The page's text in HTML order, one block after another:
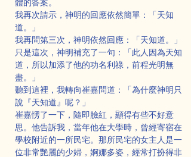
體的答案。
我再次請示，神明的回應依然簡單：「天知
道。」
我再問第三次，神明依然回應：「天知道。」
只是這次，神明補充了一句：「此人因為天知
道，所以加添了他的功名利祿，前程光明無
盡。」
聽到這裡，我轉向崔嘉問道：「為什麼神明只
說『天知道』呢？」
崔嘉愣了一下，隨即臉紅，顯得有些不好意
思。他告訴我，當年他在大學時，曾經寄宿在
學校附近的一所民宅。那所民宅的女主人是一
位非常艷麗的少婦，婀娜多姿，經常打扮得非